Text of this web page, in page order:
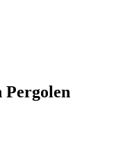
Pergolen